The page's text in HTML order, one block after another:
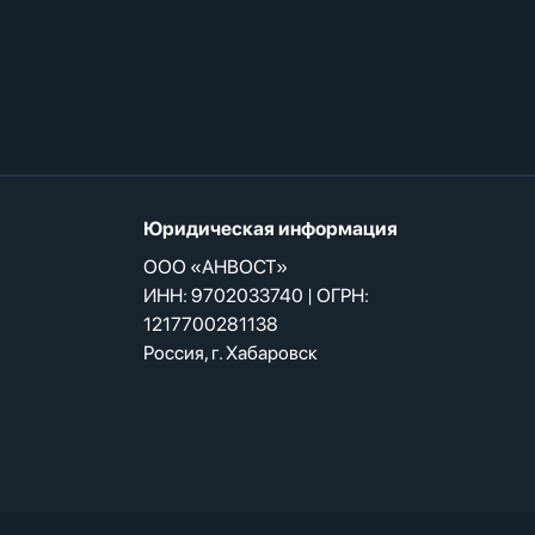
Юридическая информация
ООО «АНВОСТ»
ИНН: 9702033740 | ОГРН:
1217700281138
Россия, г. Хабаровск